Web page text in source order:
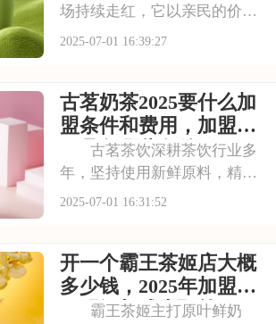
场持续走红，它以亲民的价格
和丰富的产品线，覆盖了广泛
投资者心动不已。那么，加盟
蜜雪冰城需要多少费用呢？下
面就来看看加盟蜜雪
2025-07-01 16:39:27
古茗奶茶2025要什么加
盟条件和费用，加盟需
要具备哪些条件
古茗茶饮深耕茶饮行业多
年，坚持使用新鲜原料，精心
调配每一杯饮品，以稳定的品
力，不少投资者想加盟。那
么，加盟古茗的费用情况如何
呢？下面就来看看古茗
2025-07-01 16:31:52
开一个霸王茶姬店大概
多少钱，2025年加盟费
用明细与成本预算
霸王茶姬主打原叶鲜奶